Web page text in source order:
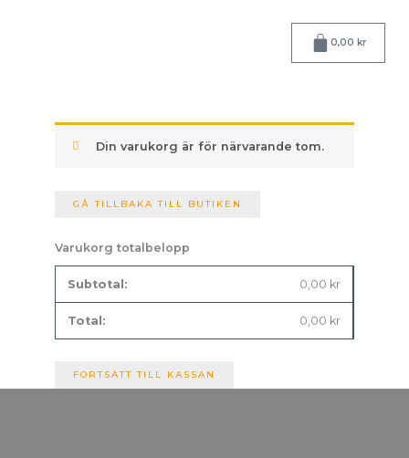
0,00 kr
Varukorg
Din varukorg är för närvarande tom.
GÅ TILLBAKA TILL BUTIKEN
Varukorg totalbelopp
0,00 kr
0,00 kr
FORTSÄTT TILL KASSAN